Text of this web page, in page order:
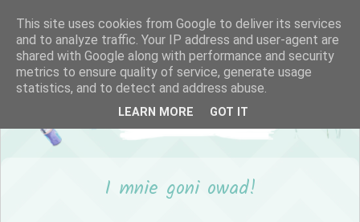
I mnie goni owad!
This site uses cookies from Google to deliver its services
and to analyze traffic. Your IP address and user-agent are
shared with Google along with performance and security
metrics to ensure quality of service, generate usage
statistics, and to detect and address abuse.
LEARN MORE GOT IT